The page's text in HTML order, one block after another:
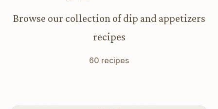
Browse our collection of dip and appetizers
recipes
60 recipes